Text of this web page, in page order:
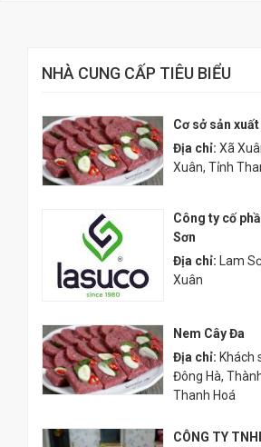
NHÀ CUNG CẤP TIÊU BIỂU
Cơ sở sản
Địa chỉ: Xã
Xuân, Tỉnh
Công ty cố
Sơn
Địa chỉ:
Lam
Xuân
Nem Cây Đa
Địa chỉ: Khách
Đông Hà,
Thanh Hoá
CÔNG TY